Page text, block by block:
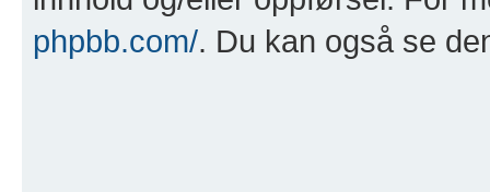
phpbb.com/. Du kan også se